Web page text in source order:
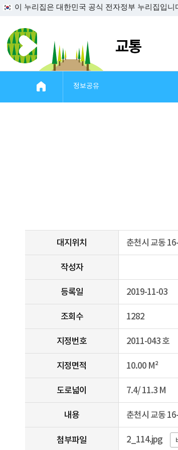
이 누리집은 대한민국 공식 전자정부 누리집입니
정보공유
대지위치 춘천시 교동
작성자
등록일 2019-11-03
조회수 1282
지정번호 2011-043 호
지정면적 10.00 M²
도로넓이 7.4/ 11.3 M
내용 춘천시 교동
첨부파일 2_114.jpg